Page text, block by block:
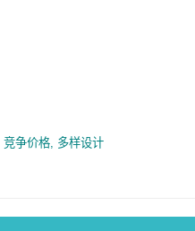
竞争价格, 多样设计